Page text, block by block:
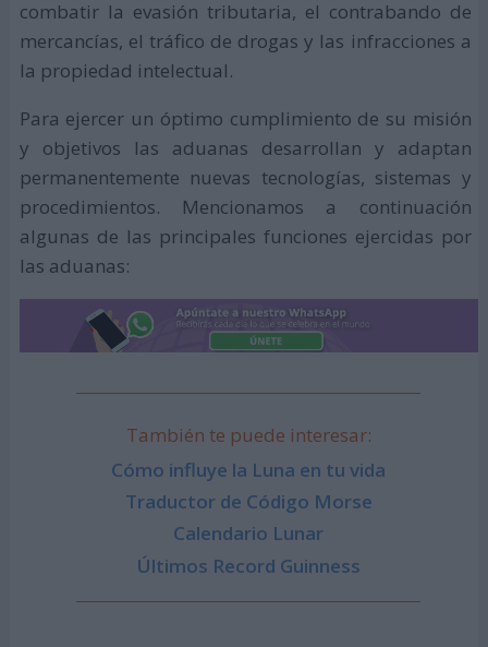
combatir la evasión tributaria, el contrabando de
mercancías, el tráfico de drogas y las infracciones a
la propiedad intelectual.
Para ejercer un óptimo cumplimiento de su misión
y objetivos las aduanas desarrollan y adaptan
permanentemente nuevas tecnologías, sistemas y
procedimientos. Mencionamos a continuación
algunas de las principales funciones ejercidas por
las aduanas:
También te puede interesar:
Cómo influye la Luna en tu vida
Traductor de Código Morse
Calendario Lunar
Últimos Record Guinness